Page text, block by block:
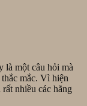
là một câu hỏi mà
thắc mắc. Vì hiện
nhiều các hãng